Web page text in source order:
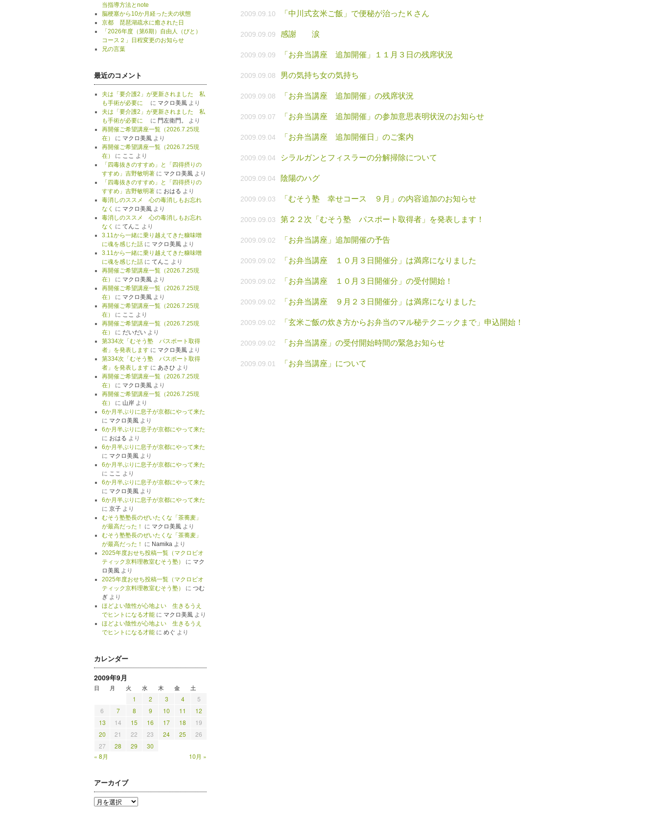
2009.09.10 「中川式玄米ご飯」で便秘が治ったＫさん
2009.09.09 感謝 涙
2009.09.09 「お弁当講座 追加開催」１１月３日の残席状況
2009.09.08 男の気持ち女の気持ち
2009.09.08 「お弁当講座 追加開催」の残席状況
2009.09.07 「お弁当講座 追加開催」の参加意思表明状況のお知らせ
2009.09.04 「お弁当講座 追加開催日」のご案内
2009.09.04 シラルガンとフィスラーの分解掃除について
2009.09.04 陰陽のハグ
2009.09.03 「むそう塾 幸せコース ９月」の内容追加のお知らせ
2009.09.03 第２２次「むそう塾 パスポート取得者」を発表します！
2009.09.02 「お弁当講座」追加開催の予告
2009.09.02 「お弁当講座 １０月３日開催分」は満席になりました
2009.09.02 「お弁当講座 １０月３日開催分」の受付開始！
2009.09.02 「お弁当講座 ９月２３日開催分」は満席になりました
2009.09.02 「玄米ご飯の炊き方からお弁当のマル秘テクニックまで」申込開始！
2009.09.02 「お弁当講座」の受付開始時間の緊急お知らせ
2009.09.01 「お弁当講座」について
当指導方法とnote
脳梗塞から10か月経った夫の状態
京都 琵琶湖疏水に癒された日
「2026年度（第6期）自由人（びと）
コース２」日程変更のお知らせ
兄の言葉
最近のコメント
夫は「要介護2」が更新されました 私
も手術が必要に
に マクロ美風より
夫は「要介護2」が更新されました 私
も手術が必要に
に 門左衛門。
より
再開催ご希望講座一覧（2026.7.25現
在）
に マクロ美風より
再開催ご希望講座一覧（2026.7.25現
在）
に ここ より
「四毒抜きのすすめ」と「四得摂りの
すすめ」吉野敏明著に マクロ美風より
「四毒抜きのすすめ」と「四得摂りの
すすめ」吉野敏明著に おはる より
毒消しのススメ 心の毒消しもお忘れ
なく に マクロ美風より
毒消しのススメ 心の毒消しもお忘れ
なく に てんこ より
3.11から一緒に乗り越えてきた糠味噌
に魂を感じた話に マクロ美風より
3.11から一緒に乗り越えてきた糠味噌
に魂を感じた話に てんこ より
再開催ご希望講座一覧（2026.7.25現
在）
に マクロ美風より
再開催ご希望講座一覧（2026.7.25現
在）
に マクロ美風より
再開催ご希望講座一覧（2026.7.25現
在）
に ここ より
再開催ご希望講座一覧（2026.7.25現
在）
に だいだいより
第334次「むそう塾 パスポート取得
者」を発表しますに マクロ美風より
第334次「むそう塾 パスポート取得
者」を発表しますに あさひ より
再開催ご希望講座一覧（2026.7.25現
在）
に マクロ美風より
再開催ご希望講座一覧（2026.7.25現
在）
に 山岸より
6か月半ぶりに息子が京都にやって来た
に マクロ美風より
6か月半ぶりに息子が京都にやって来た
に おはる より
6か月半ぶりに息子が京都にやって来た
に マクロ美風より
6か月半ぶりに息子が京都にやって来た
に ここ より
6か月半ぶりに息子が京都にやって来た
に マクロ美風より
6か月半ぶりに息子が京都にやって来た
に 京子より
むそう塾塾長のぜいたくな「茶蕎麦」
が最高だった！
に マクロ美風より
むそう塾塾長のぜいたくな「茶蕎麦」
が最高だった！
に Namikaより
2025年度おせち投稿一覧（マクロビオ
ティック京料理教室むそう塾）
に マク
ロ美風より
2025年度おせち投稿一覧（マクロビオ
ティック京料理教室むそう塾）
に つむ
ぎより
ほどよい陰性が心地よい 生きるうえ
でヒントになる才能に マクロ美風より
ほどよい陰性が心地よい 生きるうえ
でヒントになる才能に めぐ より
カレンダー
2009年9月
日 月 火 水 木 金 土
1 2 3 4
5
6
7 8 9 10 11
12
13
14 15 16 17 18
19
20
21 22 23 24 25
26
27
28 29
30
« 8月
10月 »
アーカイブ
ア